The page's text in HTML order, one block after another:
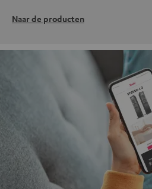
Naar de producten